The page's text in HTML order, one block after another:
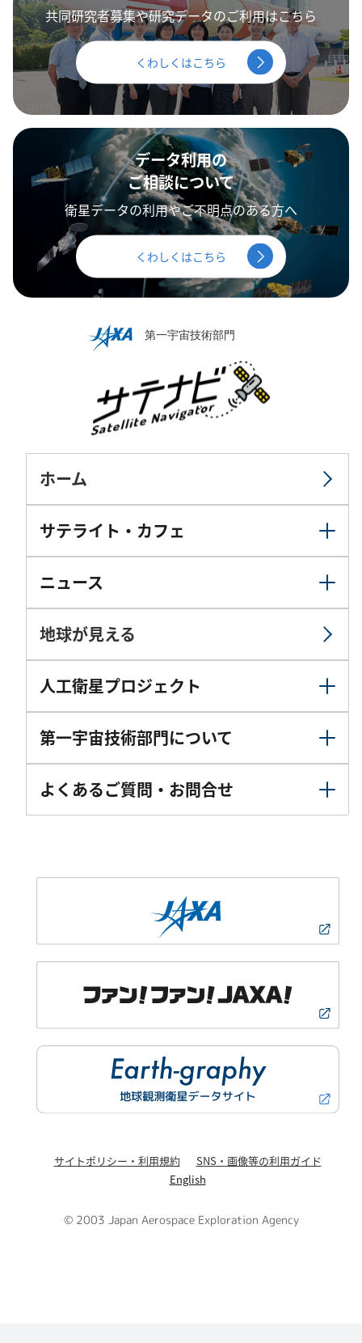
共同研究者募集や研究データのご利用はこちら
くわしくはこちら
データ利用の
ご相談について
衛星データの利用やご不明点のある方へ
くわしくはこちら
ホーム
サテライト・カフェ
ニュース
地球が見える
人工衛星プロジェクト
第一宇宙技術部門について
よくあるご質問・お問合せ
サイトポリシー・利用規約
SNS・画像等の利用ガイド
English
© 2003 Japan Aerospace Exploration Agency